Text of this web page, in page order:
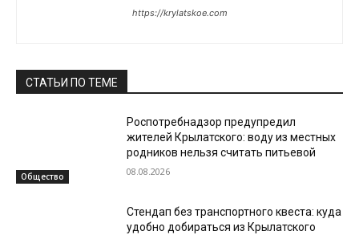
https://krylatskoe.com
СТАТЬИ ПО ТЕМЕ
Общество
Роспотребнадзор предупредил
жителей Крылатского: воду из местных
родников нельзя считать питьевой
08.08.2026
Стендап без транспортного квеста: куда
удобно добираться из Крылатского